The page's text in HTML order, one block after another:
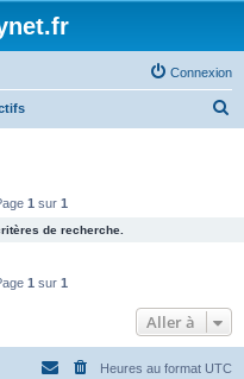
Connexion
e
1 sur 1
de recherche.
1 sur 1
Aller à
Heures au format UTC